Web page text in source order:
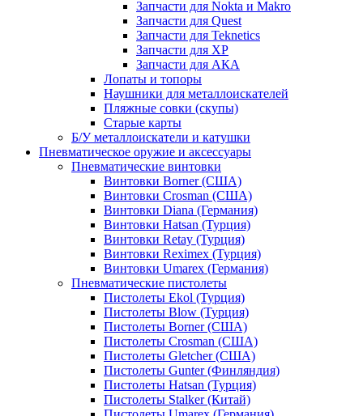
Запчасти для Nokta и Makro
Запчасти для Quest
Запчасти для Teknetics
Запчасти для XP
Запчасти для АКА
Лопаты и топоры
Наушники для металлоискателей
Пляжные совки (скупы)
Старые карты
Б/У металлоискатели и катушки
Пневматическое оружие и аксессуары
Пневматические винтовки
Винтовки Borner (США)
Винтовки Crosman (США)
Винтовки Diana (Германия)
Винтовки Hatsan (Турция)
Винтовки Retay (Турция)
Винтовки Reximex (Турция)
Винтовки Umarex (Германия)
Пневматические пистолеты
Пистолеты Ekol (Турция)
Пистолеты Blow (Турция)
Пистолеты Borner (США)
Пистолеты Crosman (США)
Пистолеты Gletcher (США)
Пистолеты Gunter (Финляндия)
Пистолеты Hatsan (Турция)
Пистолеты Stalker (Китай)